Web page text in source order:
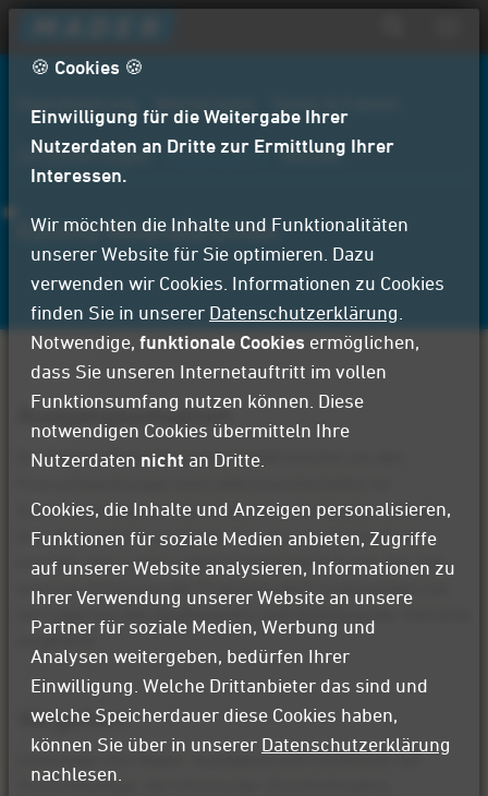
D
m
a
Suchformular
Zertifizierungen Referenzen Aktuell
Romina Mineralbrunnen
Ausgangssituation
Die Romina Mineralbrunnen GmbH möchte von den
Zusammenhang mit Kohlendioxid unabhängiger werden.
Das Unternehmen prüft den Einsatz von Stickstoff als
Inertgas, das zudem selbst erzeugt werden soll. Das Gas
wird zur Sicherung der Produktqualität insbesondere bei
der Lagerung des Quellwassers und Abfüllung der Getränke
eingesetzt.
Vorgehen
Leistungen von Mader: Auslegung und Installation der
Stickstoffanlage, Verrohrung der Druckluftstation,
🍪 Cookies 🍪
Einwilligung für die Weitergabe Ihrer
Nutzerdaten an Dritte zur Ermittlung Ihrer
Interessen.
Wir möchten die Inhalte und Funktionalitäten
unserer Website für Sie optimieren. Dazu
verwenden wir Cookies. Informationen zu Cookies
finden Sie in unserer Datenschutzerklärung
Notwendige, funktionale Cookies ermöglichen,
dass Sie unseren Internetauftritt im vollen
Funktionsumfang nutzen können. Diese
notwendigen Cookies übermitteln Ihre
Nutzerdaten nicht an Dritte.
Cookies, die Inhalte und Anzeigen personalisieren,
Funktionen für soziale Medien anbieten, Zugriffe
auf unserer Website analysieren, Informationen zu
Ihrer Verwendung unserer Website an unsere
Partner für soziale Medien, Werbung und
Analysen weitergeben, bedürfen Ihrer
Einwilligung. Welche Drittanbieter das sind und
welche Speicherdauer diese Cookies haben,
können Sie über in unserer Datenschutzerklärung
nachlesen.